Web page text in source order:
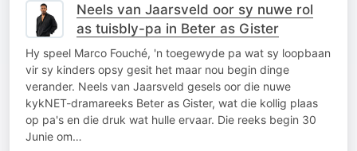
Neels van Jaarsveld oor sy nuwe rol
as tuisbly-pa in Beter as Gister
Hy speel Marco Fouché, 'n toegewyde pa wat sy loopbaan
vir sy kinders opsy gesit het maar nou begin dinge
verander. Neels van Jaarsveld gesels oor die nuwe
kykNET-dramareeks Beter as Gister, wat die kollig plaas
op pa's en die druk wat hulle ervaar. Die reeks begin 30
Junie om…